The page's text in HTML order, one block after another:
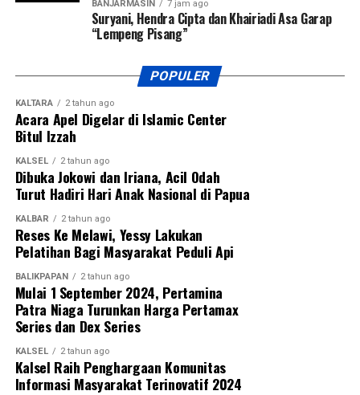
provinsi tersebut,” ujar Pangdam Zainal Arifin.
Pangdam menegaskan sepak bola bukan hanya olahraga
membentuk karakter generasi muda melalui nilai disiplin,
kerja sama, sportivitas, dan semangat juang.
Turnamen ini diikuti 27 tim, terdiri dari 13 klub asal
Kalimantan Selatan dan 14 klub asal Kalimantan Tengah.
Dua tim terbaik dari masing-masing provinsi akan melaju
ke putaran final Pangdam XXII/Tambun Bungai Cup 2026
yang dijadwalkan berlangsung di Stadion Sangga Buana,
Kalimantan Tengah, pada 6–8 Agustus 2026.
akan lahir pemain-pemain potensial yang mampu
membawa nama harum Kalimantan Selatan dan Kalimantan
Tengah di tingkat nasional bahkan internasional.
Pembukaan turnamen semakin meriah dengan laga
perdana yang mempertemukan tim Kabupaten Tapin
BANJARMASIN 7 jam ago
Suryani, Hendra Cipta dan Khairiadi Asa Garap
“Lempeng Pisang”
POPULER
KALTARA 2 tahun ago
Acara Apel Digelar di Islamic Center
Bitul Izzah
KALSEL 2 tahun ago
Dibuka Jokowi dan Iriana, Acil Odah
Turut Hadiri Hari Anak Nasional di Papua
KALBAR 2 tahun ago
Reses Ke Melawi, Yessy Lakukan
Pelatihan Bagi Masyarakat Peduli Api
BALIKPAPAN 2 tahun ago
Mulai 1 September 2024, Pertamina
Patra Niaga Turunkan Harga Pertamax
Series dan Dex Series
KALSEL 2 tahun ago
Kalsel Raih Penghargaan Komunitas
Informasi Masyarakat Terinovatif 2024